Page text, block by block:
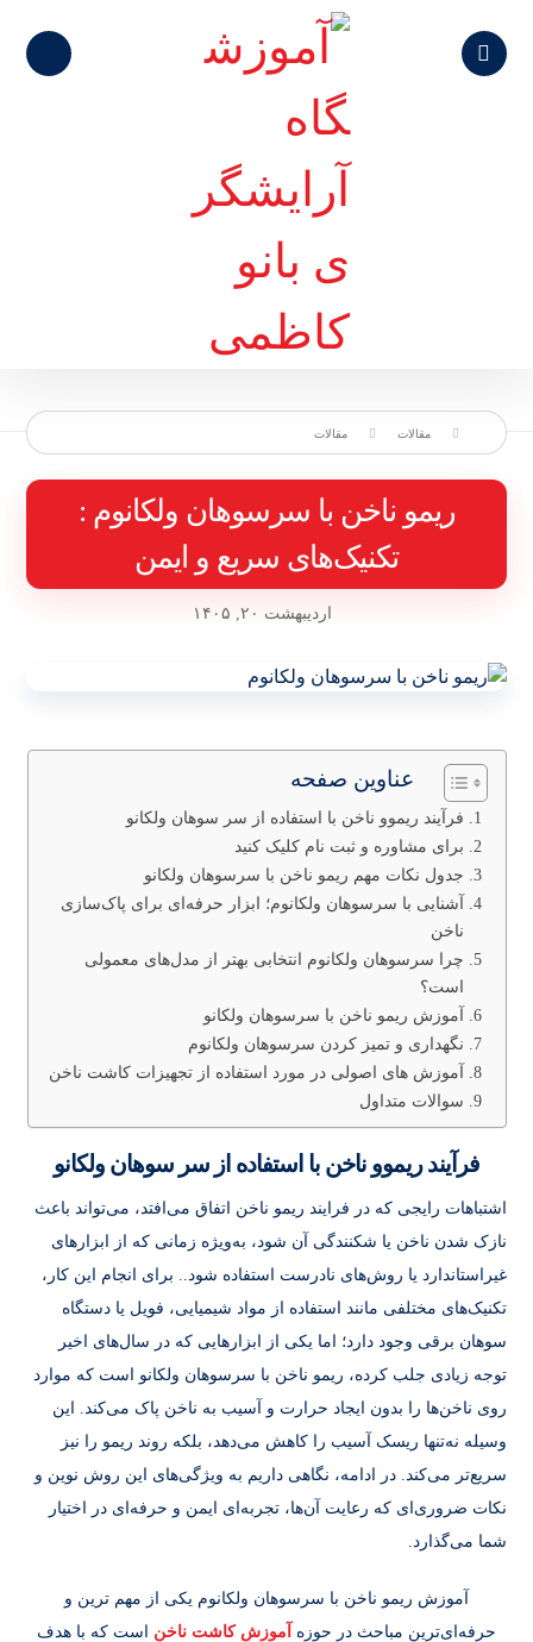
مقالات مقالات
ریمو ناخن با سرسوهان ولکانوم :
تکنیک‌های سریع و ایمن
اردیبهشت ۲۰, ۱۴۰۵
عناوین صفحه
فرآیند ریموو ناخن با استفاده از سر سوهان ولکانو
برای مشاوره و ثبت نام کلیک کنید
جدول نکات مهم ریمو ناخن با سرسوهان ولکانو
آشنایی با سرسوهان ولکانوم؛ ابزار حرفه‌ای برای پاک‌سازی
ناخن
چرا سرسوهان ولکانوم انتخابی بهتر از مدل‌های معمولی
است؟
آموزش ریمو ناخن با سرسوهان ولکانو
نگهداری و تمیز کردن سرسوهان ولکانوم
آموزش های اصولی در مورد استفاده از تجهیزات کاشت ناخن
سوالات متداول
فرآیند ریموو ناخن با استفاده از سر سوهان ولکانو
اشتباهات رایجی که در فرایند ریمو ناخن اتفاق می‌افتد، می‌تواند باعث
نازک شدن ناخن یا شکنندگی آن شود، به‌ویژه زمانی که از ابزارهای
غیراستاندارد یا روش‌های نادرست استفاده شود.. برای انجام این کار،
تکنیک‌های مختلفی مانند استفاده از مواد شیمیایی، فویل یا دستگاه
سوهان برقی وجود دارد؛ اما یکی از ابزارهایی که در سال‌های اخیر
توجه زیادی جلب کرده، ریمو ناخن با سرسوهان ولکانو است که موارد
روی ناخن‌ها را بدون ایجاد حرارت و آسیب به ناخن پاک می‌کند. این
وسیله نه‌تنها ریسک آسیب را کاهش می‌دهد، بلکه روند ریمو را نیز
سریع‌تر می‌کند. در ادامه، نگاهی داریم به ویژگی‌های این روش نوین و
نکات ضروری‌ای که رعایت آن‌ها، تجربه‌ای ایمن و حرفه‌ای در اختیار
شما می‌گذارد.
آموزش ریمو ناخن با سرسوهان ولکانوم یکی از مهم ترین و
حرفه‌ای‌ترین مباحث در حوزه
آموزش کاشت ناخن است که با هدف